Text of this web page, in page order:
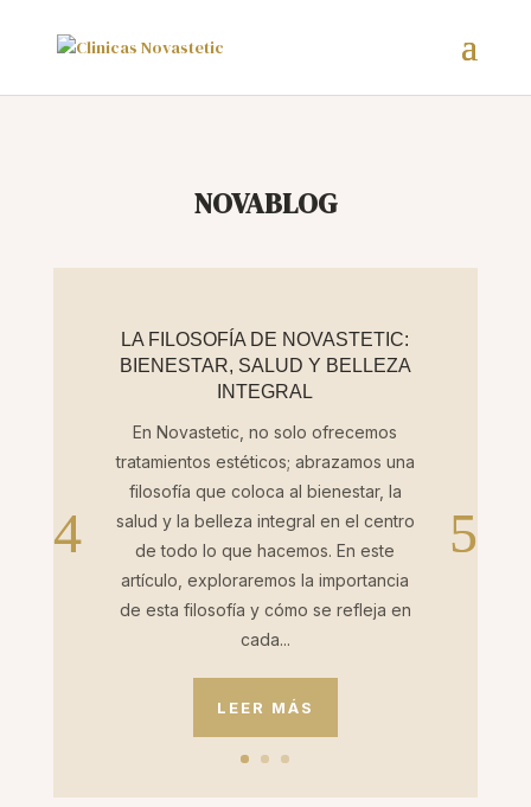
NOVABLOG
LA FILOSOFÍA DE NOVASTETIC:
BIENESTAR, SALUD Y BELLEZA
INTEGRAL
En Novastetic, no solo ofrecemos
tratamientos estéticos; abrazamos una
filosofía que coloca al bienestar, la
salud y la belleza integral en el centro
de todo lo que hacemos. En este
artículo, exploraremos la importancia
de esta filosofía y cómo se refleja en
cada...
LEER MÁS